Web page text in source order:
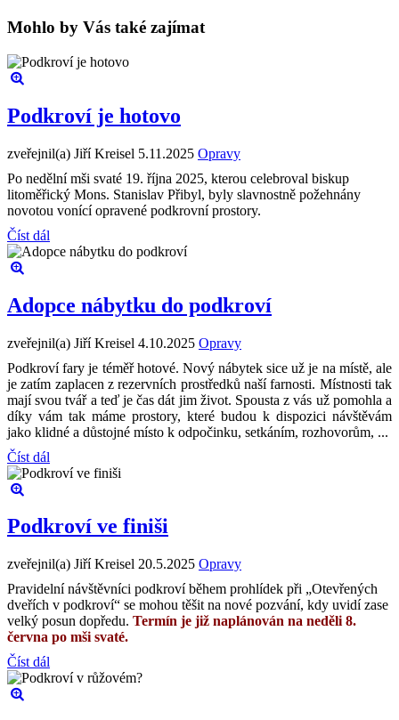
Mohlo by Vás také zajímat
Podkroví je hotovo
zveřejnil(a) Jiří Kreisel 5.11.2025 Opravy
Po nedělní mši svaté 19. října 2025, kterou celebroval biskup
litoměřický Mons. Stanislav Přibyl, byly slavnostně požehnány
novotou vonící opravené podkrovní prostory.
Číst dál
Adopce nábytku do podkroví
zveřejnil(a) Jiří Kreisel 4.10.2025 Opravy
Podkroví fary je téměř hotové. Nový nábytek sice už je na místě, ale
je zatím zaplacen z rezervních prostředků naší farnosti. Místnosti tak
mají svou tvář a teď je čas dát jim život. Spousta z vás už pomohla a
díky vám tak máme prostory, které budou k dispozici návštěvám
jako klidné a důstojné místo k odpočinku, setkáním, rozhovorům, ...
Číst dál
Podkroví ve finiši
zveřejnil(a) Jiří Kreisel 20.5.2025 Opravy
Pravidelní návštěvníci podkroví během prohlídek při „Otevřených
dveřích v podkroví“ se mohou těšit na nové pozvání, kdy uvidí zase
velký posun dopředu. Termín je již naplánován na neděli 8.
června po mši svaté.
Číst dál